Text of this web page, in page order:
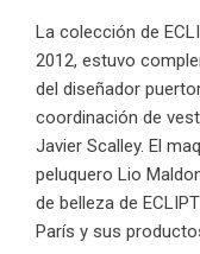
La colección de
2012, estuvo
del diseñador
coordinación de
Javier Scalley. El
peluquero Lio
de belleza de
París y sus